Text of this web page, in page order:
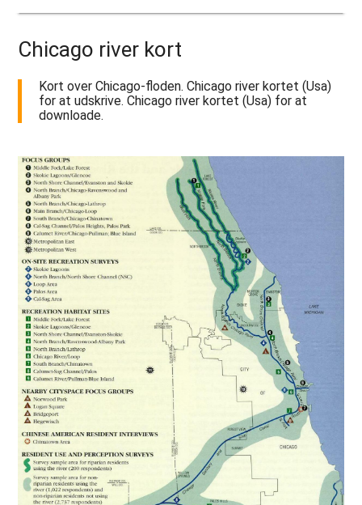
Chicago river kort
Kort over Chicago-floden. Chicago river kortet (Usa)
for at udskrive. Chicago river kortet (Usa) for at
downloade.